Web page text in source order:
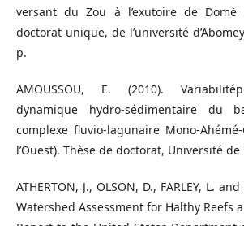
versant du Zou à l’exutoire de Domè
doctorat unique, de l’université
p.
AMOUSSOU, E. (2010).
dynamique hydro-sédimentaire du
complexe fluvio-lagunaire Mono-
l’Ouest). Thèse de doctorat, Université
ATHERTON, J., OLSON, D., FARLEY, L.
Watershed Assessment for Halthy Reefs